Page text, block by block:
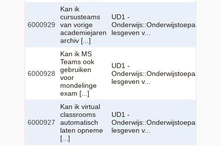
6000929
Kan ik
cursusteams
van vorige
academiejaren
archiv [...]
UD1 -
lesgeven v...
6000928
Kan ik MS
Teams ook
gebruiken
voor
mondelinge
exam [...]
UD1 -
lesgeven v...
6000927
Kan ik virtual
classrooms
automatisch
laten opneme
[...]
UD1 -
lesgeven v...